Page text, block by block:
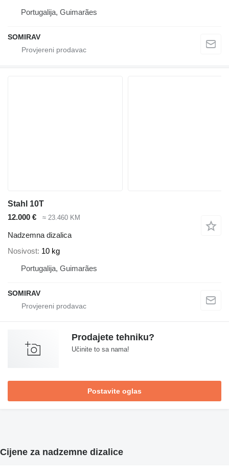
Portugalija, Guimarães
SOMIRAV
Stahl 10T
12.000 €
≈ 23.460 KM
Nadzemna dizalica
Nosivost 10 kg
Portugalija, Guimarães
SOMIRAV
Prodajete tehniku?
Učinite to sa nama!
Postavite oglas
Cijene za nadzemne dizalice